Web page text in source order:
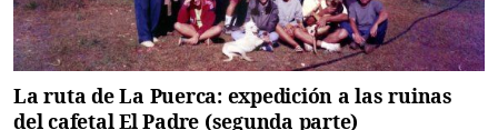
La ruta de La Puerca: expedición a las ruinas
del cafetal El Padre (segunda parte)